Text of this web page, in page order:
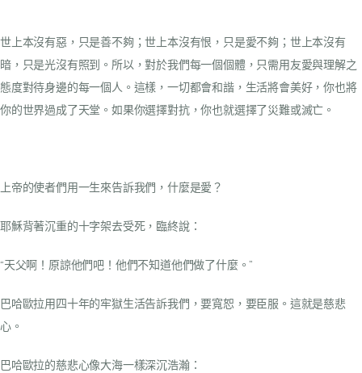
世上本沒有惡，只是善不夠；世上本沒有恨，只是愛不夠；世上本沒有
暗，只是光沒有照到。所以，對於我們每一個個體，只需用友愛與理解之
態度對待身邊的每一個人。這樣，一切都會和諧，生活將會美好，你也將
你的世界過成了天堂。如果你選擇對抗，你也就選擇了災難或滅亡。
上帝的使者們用一生來告訴我們，什麼是愛？
耶穌背著沉重的十字架去受死，臨終說：
“天父啊！原諒他們吧！他們不知道他們做了什麼。”
巴哈歐拉用四十年的牢獄生活告訴我們，要寬恕，要臣服。這就是慈悲
心。
巴哈歐拉的慈悲心像大海一樣深沉浩瀚：